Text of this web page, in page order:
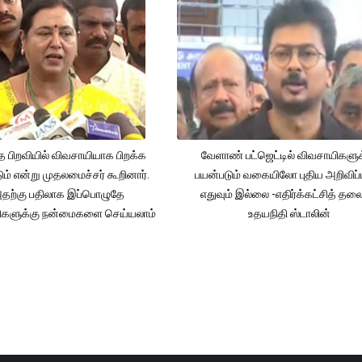
பிறவியில் விவசாயியாக பிறக்க
என்று முதலமைச்சர் கூறினார்.
பதிலாக இப்பொழுதே
நன்மைகளை செய்யலாம்
வேளாண் பட்ஜெட்டில்
பயன்படும் வகையிலோ புதிய
எதுவும் இல்லை -எதிர்க்கட்சித்
உதயநிதி ஸ்டாலின்